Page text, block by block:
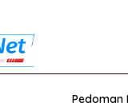
Pedoman